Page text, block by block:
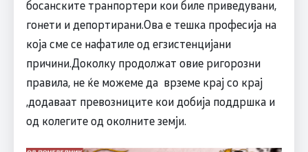
босанските транпортери кои биле приведувани,
гонети и депортирани.Ова е тешка професија на
која сме се нафатиле од егзистенцијани
причини.Доколку продолжат овие ригорозни
правила, не ќе можеме да врземе крај со крај
,додаваат превозниците кои добија поддршка и
од колегите од околните земји.